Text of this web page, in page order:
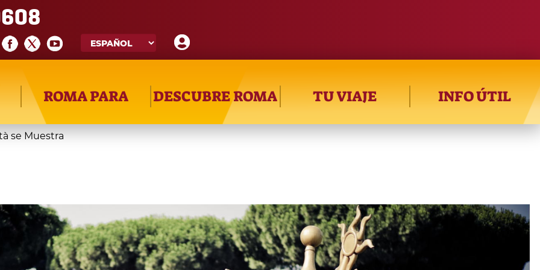
ROMA PARA DESCUBRE ROMA TU VIAJE INFO ÚTIL
se Muestra